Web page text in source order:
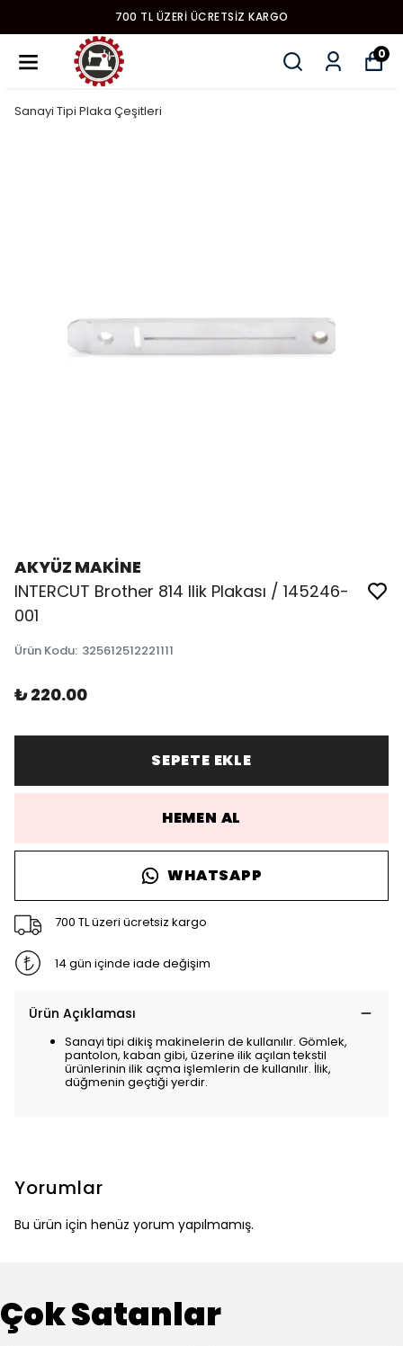
YENI MODEL DIKIŞ MAKINALARI
0
Sanayi Tipi Plaka Çeşitleri
AKYÜZ MAKİNE
INTERCUT Brother 814 Ilik Plakası / 145246-
001
Ürün Kodu: 325612512221111
₺ 220.00
SEPETE EKLE
HEMEN AL
WHATSAPP
700 TL üzeri ücretsiz kargo
14 gün içinde iade değişim
Ürün Açıklaması
Sanayi tipi dikiş makinelerin de kullanılır. Gömlek,
pantolon, kaban gibi, üzerine ilik açılan tekstil
ürünlerinin ilik açma işlemlerin de kullanılır. İlik,
düğmenin geçtiği yerdir.
Yorumlar
Bu ürün için henüz yorum yapılmamış.
Çok Satanlar